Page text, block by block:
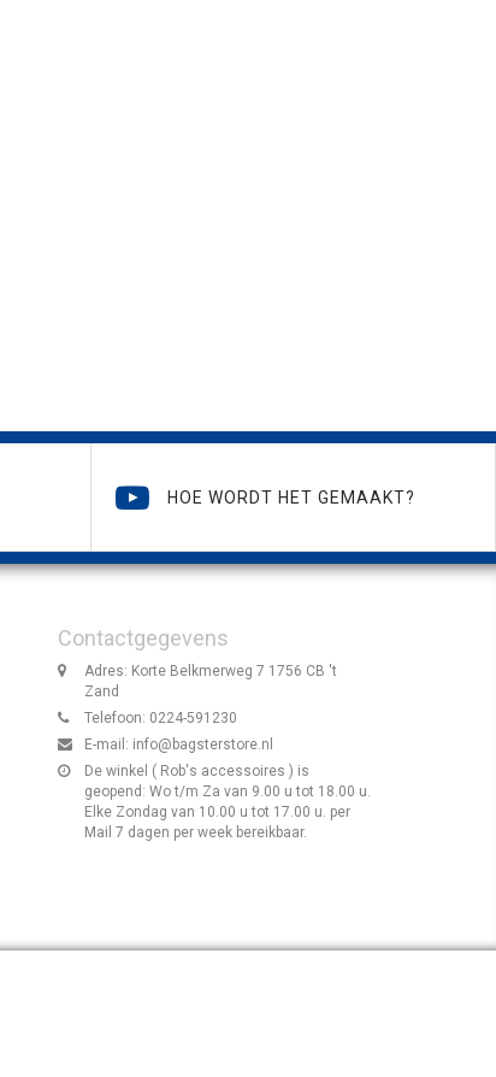
HOE WORDT HET GEMAAKT?
Contactgegevens
Adres: Korte Belkmerweg 7 1756 CB 't
Zand
Telefoon: 0224-591230
E-mail: info@bagsterstore.nl
De winkel ( Rob's accessoires ) is
geopend: Wo t/m Za van 9.00 u tot 18.00 u.
Elke Zondag van 10.00 u tot 17.00 u. per
Mail 7 dagen per week bereikbaar.